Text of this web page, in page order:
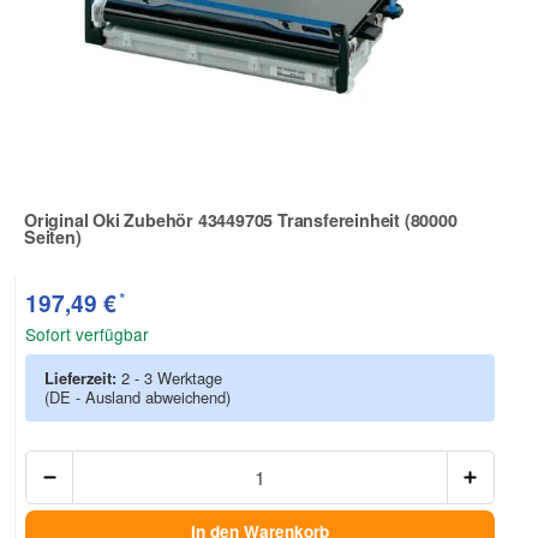
Original Oki Zubehör 43449705 Transfereinheit (80000
Seiten)
Zur Artikelbewertung
197,49 €*
Sofort verfügbar
Lieferzeit: 2 - 3 Werktage
(DE - Ausland abweichend)
In den Warenkorb